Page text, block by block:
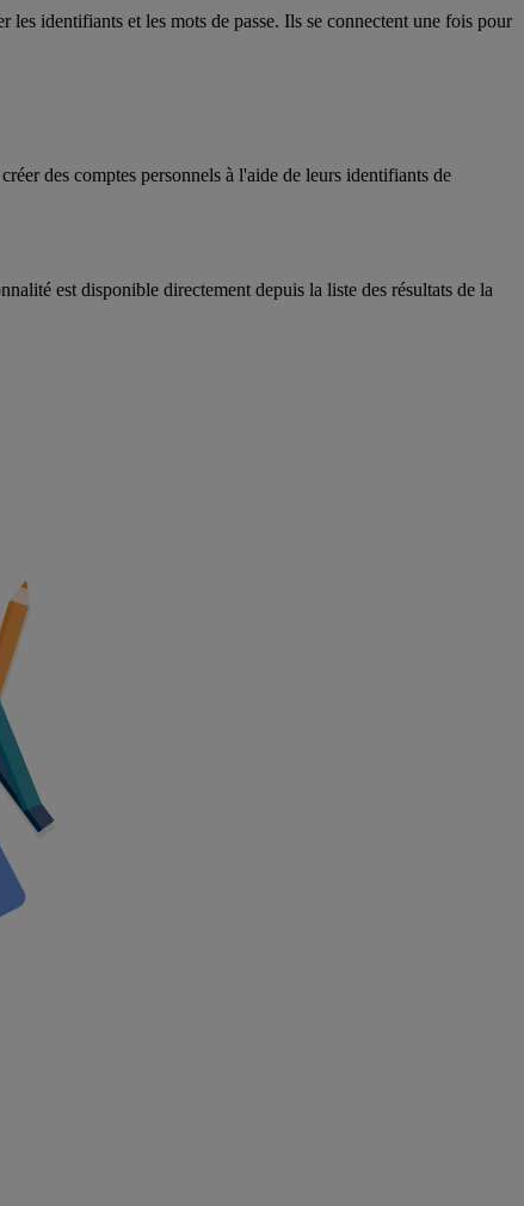
identifiants et les mots de passe. Ils se connectent une fois pour
des comptes personnels à l'aide de leurs identifiants de
est disponible directement depuis la liste des résultats de la